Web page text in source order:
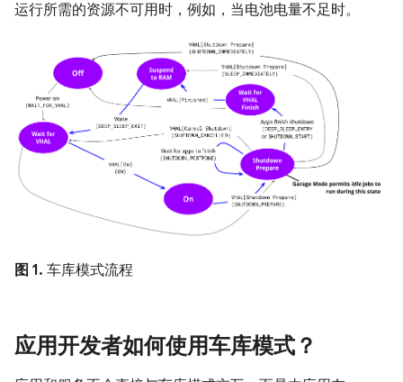
运行所需的资源不可用时， 例如，当电池电量不足时。
图 1. 车库模式流程
应用开发者如何使用车库模式？